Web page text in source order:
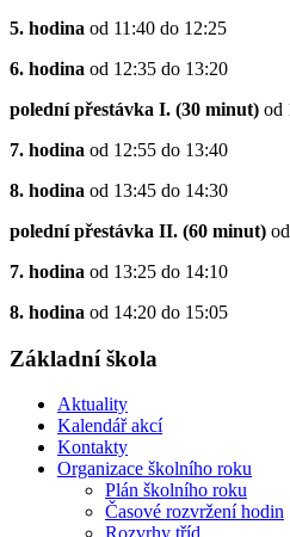
5. hodina od 11:40 do 12:25
6. hodina od 12:35 do 13:20
polední přestávka I. (30 minut) od
7. hodina od 12:55 do 13:40
8. hodina od 13:45 do 14:30
polední přestávka II. (60 minut)
7. hodina od 13:25 do 14:10
8. hodina od 14:20 do 15:05
Základní škola
Aktuality
Kalendář akcí
Kontakty
Organizace školního roku
Plán školního roku
Časové rozvržení hodin